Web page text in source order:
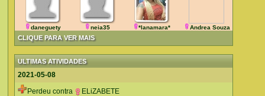
CLIQUE PARA VER MAIS
daneguety neia35 *lanamara* Andrea Souza
ULTIMAS ATIVIDADES
2021-05-08
Perdeu contra
ELiZABETE